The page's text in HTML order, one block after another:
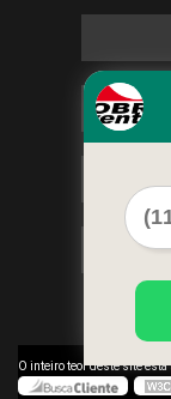
O inteiro teor deste site